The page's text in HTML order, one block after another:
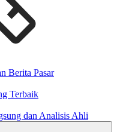
Berita Pasar
Terbaik
dan Analisis Ahli